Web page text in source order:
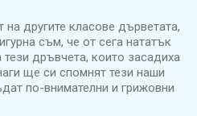
другите класове дърветата,
съм, че от сега нататък
дръвчета, които засадиха
ще си спомнят тези наши
по-внимателни и грижовни